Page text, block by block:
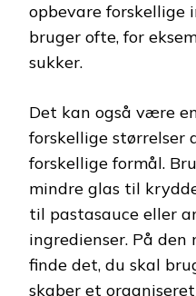
opbevare forskellige
bruger ofte, for
sukker.
Det kan også være
forskellige størrelser
forskellige formål.
mindre glas til
til pastasauce eller
ingredienser. På
finde det, du skal
skaber et